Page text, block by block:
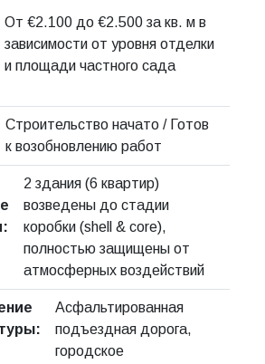
От €2.100 до €2.500 за кв. м в
зависимости от уровня отделки
и площади частного сада
Строительство начато / Готов
к возобновлению работ
2 здания (6 квартир)
возведены до стадии
коробки (shell & core),
полностью защищены от
атмосферных воздействий
Асфальтированная
подъездная дорога,
городское